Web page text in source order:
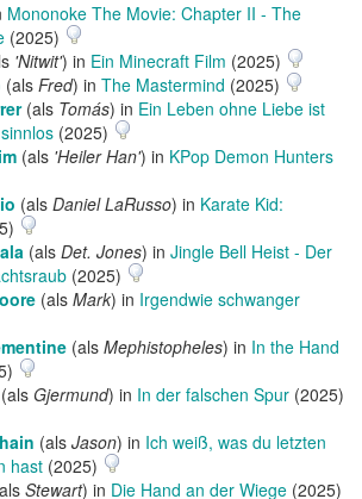
Mononoke The Movie: Chapter II - The
(2025)
'Nitwit') in Ein Minecraft Film (2025)
(als Fred) in The Mastermind (2025)
(als Tomás) in Ein Leben ohne Liebe ist
(2025)
(als 'Heiler Han') in KPop Demon Hunters
(als Daniel LaRusso) in Karate Kid:
(als Det. Jones) in Jingle Bell Heist - Der
(2025)
(als Mark) in Irgendwie schwanger
(als Mephistopheles) in In the Hand
(als Gjermund) in In der falschen Spur (2025)
(als Jason) in Ich weiß, was du letzten
hast (2025)
Stewart) in Die Hand an der Wiege (2025)